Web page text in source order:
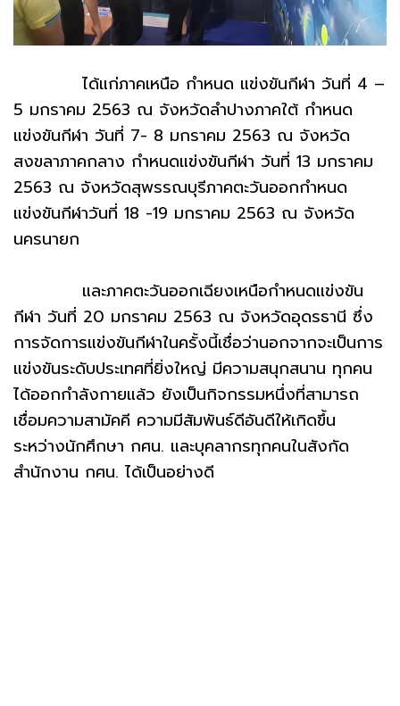
ได้แก่ภาคเหนือ กำหนด แข่งขันกีฬา วันที่ 4 –
5 มกราคม 2563 ณ จังหวัดลำปางภาคใต้ กำหนด
แข่งขันกีฬา วันที่ 7- 8 มกราคม 2563 ณ จังหวัด
สงขลาภาคกลาง กำหนดแข่งขันกีฬา วันที่ 13 มกราคม
2563 ณ จังหวัดสุพรรณบุรีภาคตะวันออกกำหนด
แข่งขันกีฬาวันที่ 18 -19 มกราคม 2563 ณ จังหวัด
นครนายก
และภาคตะวันออกเฉียงเหนือกำหนดแข่งขัน
กีฬา วันที่ 20 มกราคม 2563 ณ จังหวัดอุดรธานี ซึ่ง
การจัดการแข่งขันกีฬาในครั้งนี้เชื่อว่านอกจากจะเป็นการ
แข่งขันระดับประเทศที่ยิ่งใหญ่ มีความสนุกสนาน ทุกคน
ได้ออกกำลังกายแล้ว ยังเป็นกิจกรรมหนึ่งที่สามารถ
เชื่อมความสามัคคี ความมีสัมพันธ์ดีอันดีให้เกิดขึ้น
ระหว่างนักศึกษา กศน. และบุคลากรทุกคนในสังกัด
สำนักงาน กศน. ได้เป็นอย่างดี